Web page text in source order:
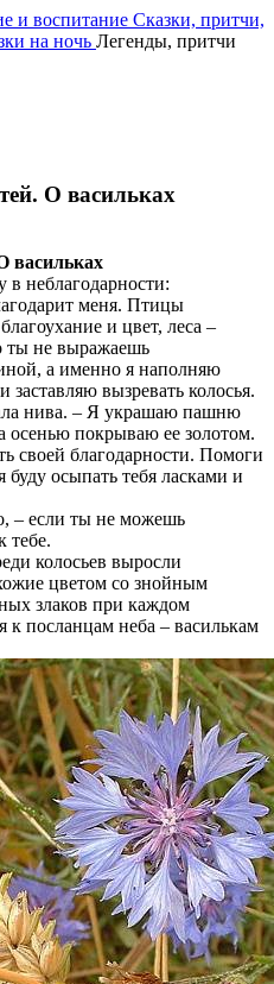
и воспитание Сказки, притчи,
на ночь Легенды, притчи
О васильках
васильках
неблагодарности:
меня. Птицы
и цвет, леса –
ты не выражаешь
а именно я наполняю
вызревать колосья.
нива. – Я украшаю пашню
осенью покрываю ее золотом.
своей благодарности. Помоги
осыпать тебя ласками и
– если ты не можешь
тебе.
колосьев выросли
цветом со знойным
злаков при каждом
к посланцам неба – василькам